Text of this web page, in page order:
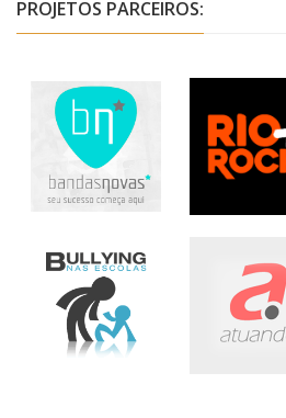
PROJETOS PARCEIROS: